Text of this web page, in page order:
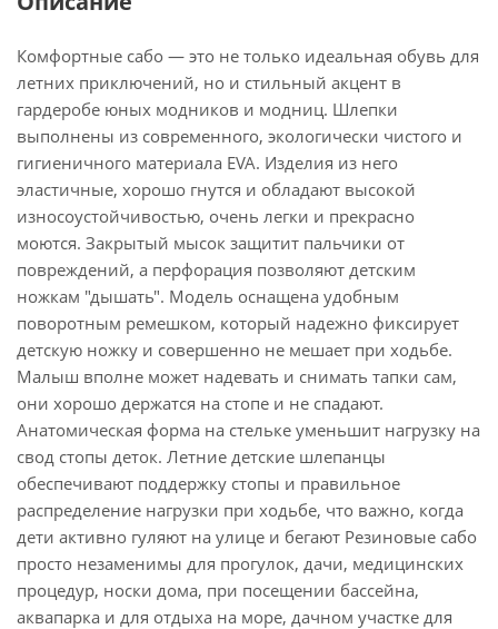
Комфортные сабо — это не только идеальная обувь для
летних приключений, но и стильный акцент в
гардеробе юных модников и модниц. Шлепки
выполнены из современного, экологически чистого и
гигиеничного материала EVA. Изделия из него
эластичные, хорошо гнутся и обладают высокой
износоустойчивостью, очень легки и прекрасно
моются. Закрытый мысок защитит пальчики от
повреждений, а перфорация позволяют детским
ножкам "дышать". Модель оснащена удобным
поворотным ремешком, который надежно фиксирует
детскую ножку и совершенно не мешает при ходьбе.
Малыш вполне может надевать и снимать тапки сам,
они хорошо держатся на стопе и не спадают.
Анатомическая форма на стельке уменьшит нагрузку на
свод стопы деток. Летние детские шлепанцы
обеспечивают поддержку стопы и правильное
распределение нагрузки при ходьбе, что важно, когда
дети активно гуляют на улице и бегают Резиновые сабо
просто незаменимы для прогулок, дачи, медицинских
процедур, носки дома, при посещении бассейна,
аквапарка и для отдыха на море, дачном участке для